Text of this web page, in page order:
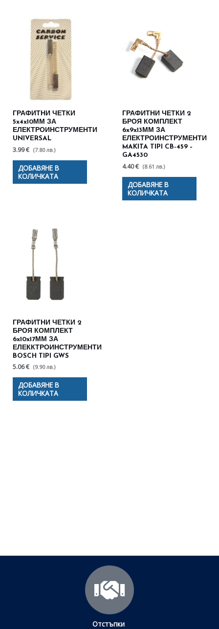
ГРАФИТНИ ЧЕТКИ
5x4x10ММ ЗА
ЕЛЕКТРОИНСТРУМЕНТИ
UNIVERSAL
3.99 € (7.80 лв.)
ДОБАВЯНЕ В
КОЛИЧКАТА
ГРАФИТНИ ЧЕТКИ 2
БРОЯ КОМПЛЕКТ
6x9x13ММ ЗА
ЕЛЕКТРОИНСТРУМЕНТИ
MAKITA TIPI CB-459 –
GA4530
4.40 € (8.61 лв.)
ДОБАВЯНЕ В
КОЛИЧКАТА
ГРАФИТНИ ЧЕТКИ 2
БРОЯ КОМПЛЕКТ
6x10x17ММ ЗА
ЕЛЕККТРОИНСТРУМЕНТИ
BOSCH TIPI GWS
5.06 € (9.90 лв.)
ДОБАВЯНЕ В
КОЛИЧКАТА
Отстъпки